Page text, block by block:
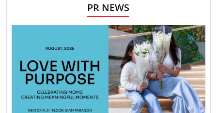
PR NEWS